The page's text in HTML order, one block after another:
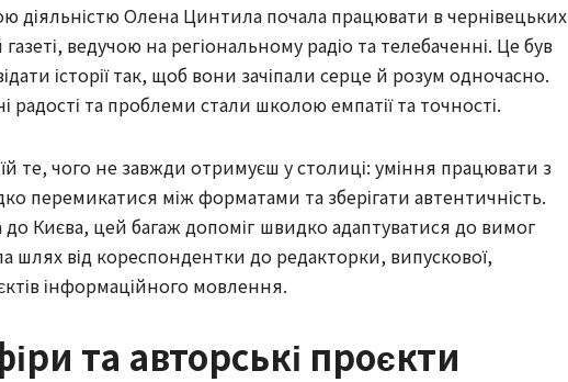
діяльністю Олена Цинтила почала працювати в чернівецьких
ведучою на регіональному радіо та телебаченні. Це був
історії так, щоб вони зачіпали серце й розум одночасно.
радості та проблеми стали школою емпатії та точності.
те, чого не завжди отримуєш у столиці: уміння працювати з
перемикатися між форматами та зберігати автентичність.
до Києва, цей багаж допоміг швидко адаптуватися до вимог
шлях від кореспондентки до редакторки, випускової,
інформаційного мовлення.
та авторські проєкти